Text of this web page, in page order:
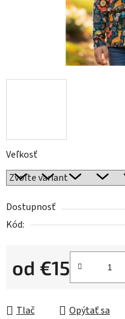
Veľkosť
Dostupnosť
Kód:
od €15
Jednotková cena:
Tlač Opýtať sa